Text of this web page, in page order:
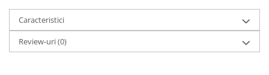
Caracteristici
Review-uri(0)